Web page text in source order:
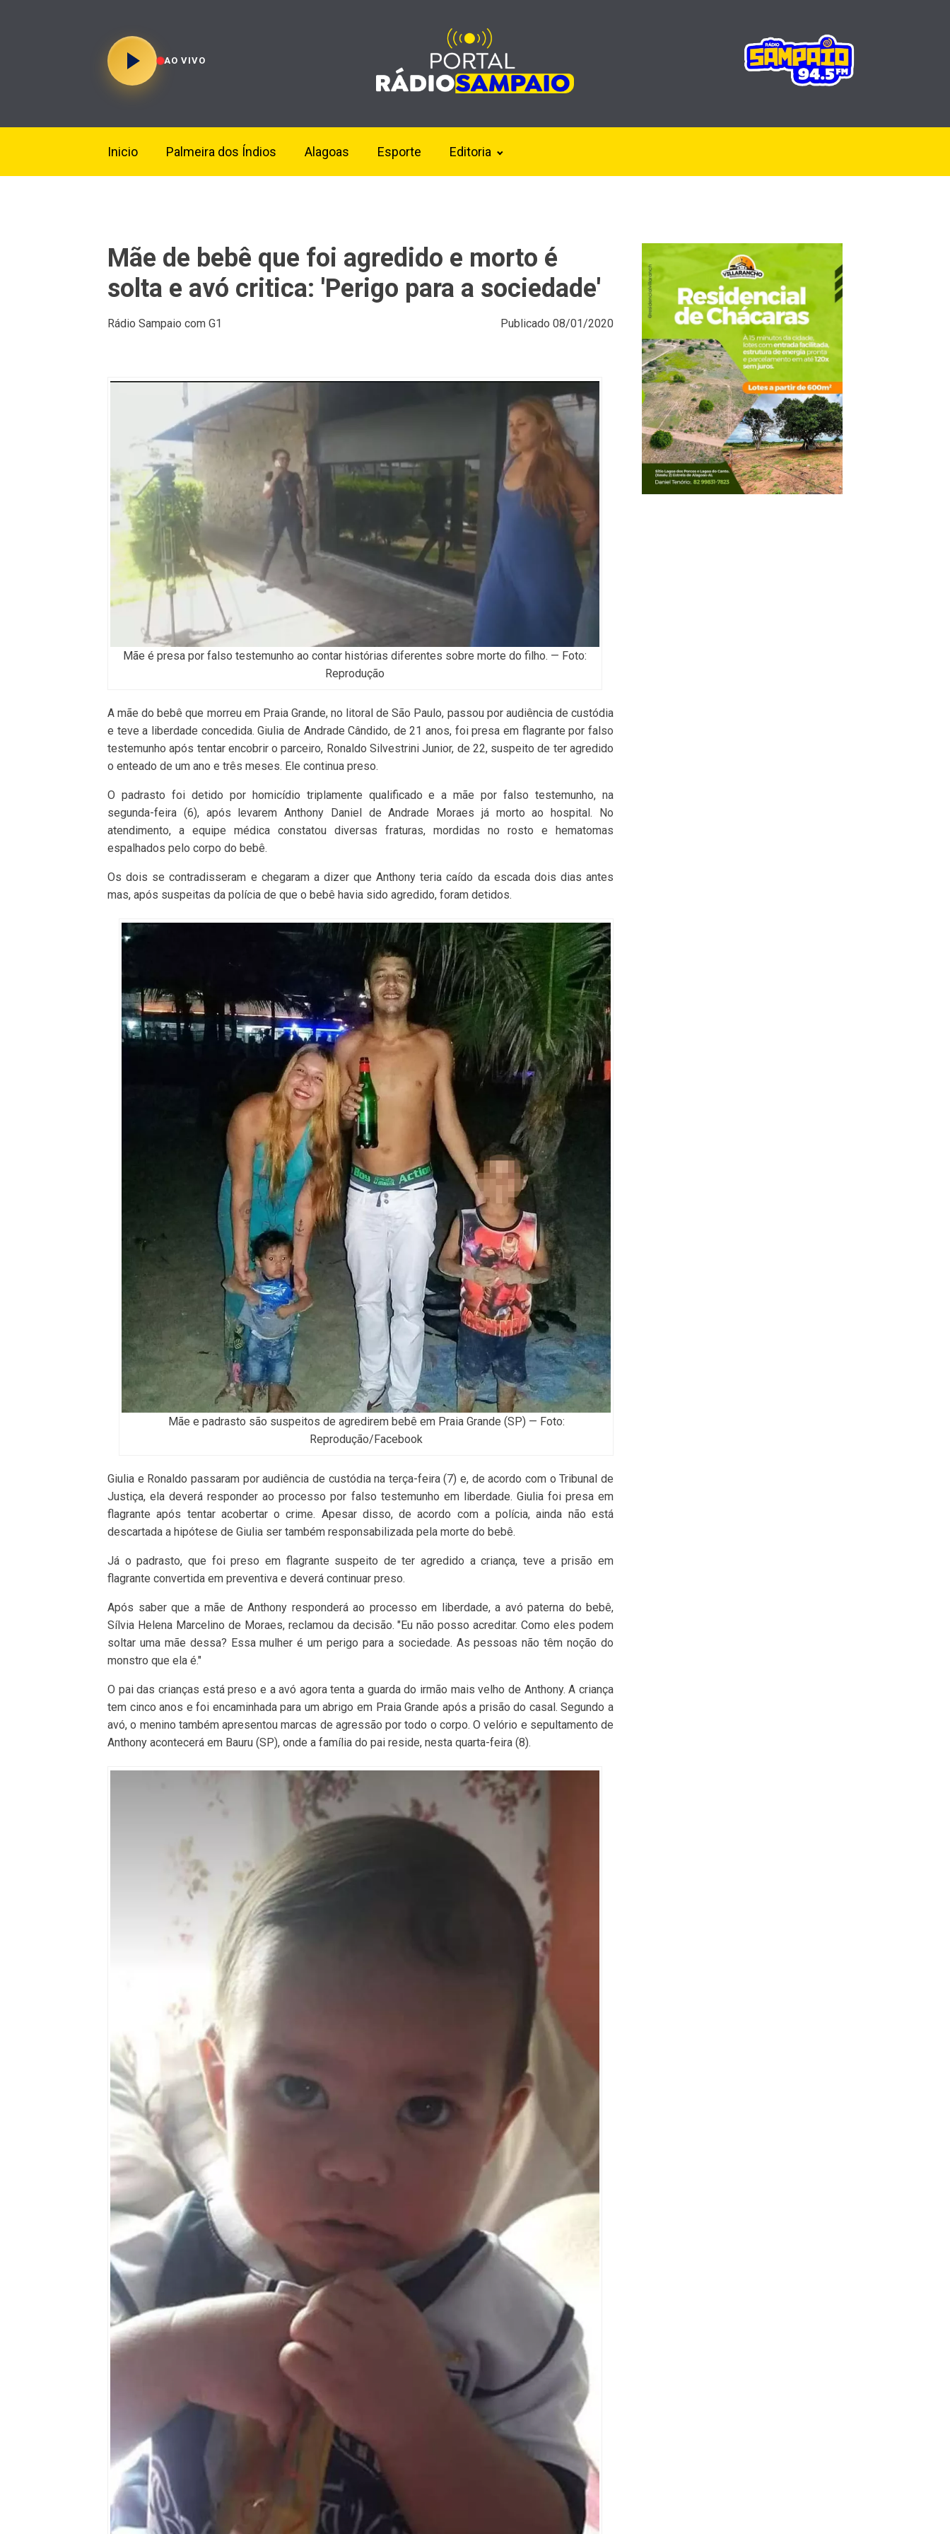
AO VIVO
Inicio Palmeira dos Índios Alagoas Esporte Editoria
Mãe de bebê que foi agredido e morto é
solta e avó critica: 'Perigo para a sociedade'
Rádio Sampaio com G1 Publicado 08/01/2020
Mãe é presa por falso testemunho ao contar histórias diferentes sobre morte do filho. — Foto:
Reprodução
A mãe do bebê que morreu em Praia Grande, no litoral de São Paulo, passou por audiência de custódia
e teve a liberdade concedida. Giulia de Andrade Cândido, de 21 anos, foi presa em flagrante por falso
testemunho após tentar encobrir o parceiro, Ronaldo Silvestrini Junior, de 22, suspeito de ter agredido
o enteado de um ano e três meses. Ele continua preso.
O padrasto foi detido por homicídio triplamente qualificado e a mãe por falso testemunho, na
segunda-feira (6), após levarem Anthony Daniel de Andrade Moraes já morto ao hospital. No
atendimento, a equipe médica constatou diversas fraturas, mordidas no rosto e hematomas
espalhados pelo corpo do bebê.
Os dois se contradisseram e chegaram a dizer que Anthony teria caído da escada dois dias antes
mas, após suspeitas da polícia de que o bebê havia sido agredido, foram detidos.
Mãe e padrasto são suspeitos de agredirem bebê em Praia Grande (SP) — Foto:
Reprodução/Facebook
Giulia e Ronaldo passaram por audiência de custódia na terça-feira (7) e, de acordo com o Tribunal de
Justiça, ela deverá responder ao processo por falso testemunho em liberdade. Giulia foi presa em
flagrante após tentar acobertar o crime. Apesar disso, de acordo com a polícia, ainda não está
descartada a hipótese de Giulia ser também responsabilizada pela morte do bebê.
Já o padrasto, que foi preso em flagrante suspeito de ter agredido a criança, teve a prisão em
flagrante convertida em preventiva e deverá continuar preso.
Após saber que a mãe de Anthony responderá ao processo em liberdade, a avó paterna do bebê,
Sílvia Helena Marcelino de Moraes, reclamou da decisão. "Eu não posso acreditar. Como eles podem
soltar uma mãe dessa? Essa mulher é um perigo para a sociedade. As pessoas não têm noção do
monstro que ela é."
O pai das crianças está preso e a avó agora tenta a guarda do irmão mais velho de Anthony. A criança
tem cinco anos e foi encaminhada para um abrigo em Praia Grande após a prisão do casal. Segundo a
avó, o menino também apresentou marcas de agressão por todo o corpo. O velório e sepultamento de
Anthony acontecerá em Bauru (SP), onde a família do pai reside, nesta quarta-feira (8).